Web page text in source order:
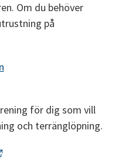
Om du behöver
för dig som vill
och terränglöpning.
Länk till annan webbplats.